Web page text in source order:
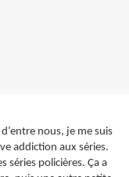
nous, je me suis
addiction aux séries.
séries policières. Ça a